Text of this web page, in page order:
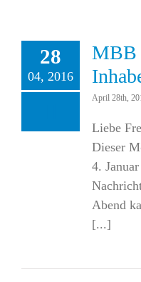
28
04, 2016
MBB
April 28th,
Liebe
Dieser
4.
Abend
[...]